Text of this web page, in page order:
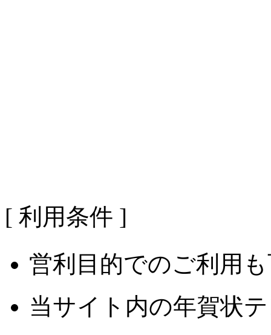
[ 利用条件 ]
営利目的でのご利用
当サイト内の年賀状